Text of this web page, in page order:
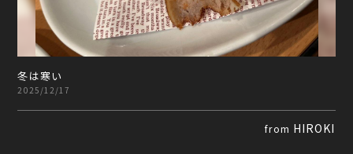
冬は寒い
2025/12/17
from HIROKI